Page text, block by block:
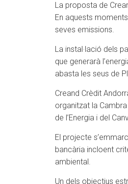
La proposta de
En aquests
seves emissions.
La instal·lació dels
que generarà
abasta les seus de
Creand Crèdit
organitzat la
de l’Energia i del
El projecte
bancària incloent
ambiental.
Un dels objectius